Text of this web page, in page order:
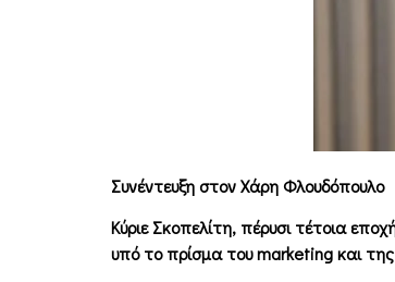
Συνέντευξη στον Χάρη Φλουδόπουλο
Κύριε Σκοπελίτη, πέρυσι τέτοια
υπό το πρίσµα του marketing και της